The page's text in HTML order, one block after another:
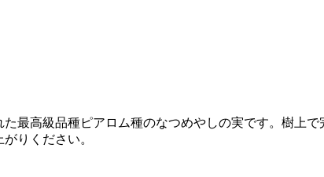
最高級品種ピアロム種のなつめやしの実です。樹上
りください。